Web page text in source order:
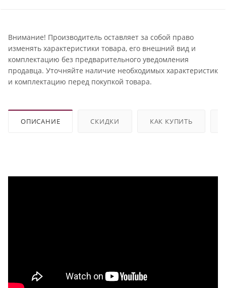
Внимание! Производитель оставляет за собой право
изменять характеристики товара, его внешний вид и
комплектацию без предварительного уведомления
продавца. Уточняйте наличие необходимых характеристик
и комплектацию перед покупкой товара.
ОПИСАНИЕ СКИДКИ КАК КУПИТЬ